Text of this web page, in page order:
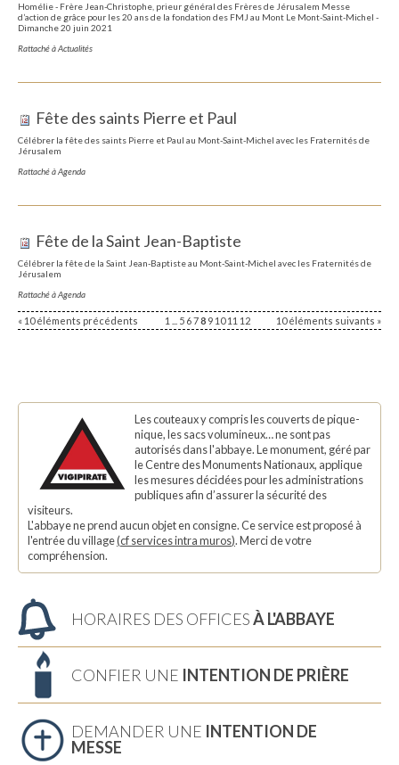
Les couteaux y compris les couverts de pique-
nique, les sacs volumineux… ne sont pas
autorisés dans l'abbaye. Le monument, géré par
le Centre des Monuments Nationaux, applique
les mesures décidées pour les administrations
publiques afin d’assurer la sécurité des
visiteurs.
L'abbaye ne prend aucun objet en consigne. Ce service est proposé à
l'entrée du village(cf services intra muros). Merci de votre
compréhension.
HORAIRES DES OFFICESÀ L'ABBAYE
CONFIER UNE INTENTION DE PRIÈRE
DEMANDER UNE INTENTION DE
MESSE
Homélie - Frère Jean-Christophe, prieur général des Frères de Jérusalem Messe
d’action de grâce pour les 20 ans de la fondation des FMJ au Mont Le Mont-Saint-Michel -
Dimanche 20 juin 2021
Rattaché àActualités
Fête des saints Pierre et Paul
Célébrer la fête des saints Pierre et Paul au Mont-Saint-Michel avec les Fraternités de
Jérusalem
Rattaché àAgenda
Fête de la Saint Jean-Baptiste
Célébrer la fête de la Saint Jean-Baptiste au Mont-Saint-Michel avec les Fraternités de
Jérusalem
Rattaché àAgenda
« 10 éléments précédents 10 éléments suivants »
1 5 678 9 10 11 12